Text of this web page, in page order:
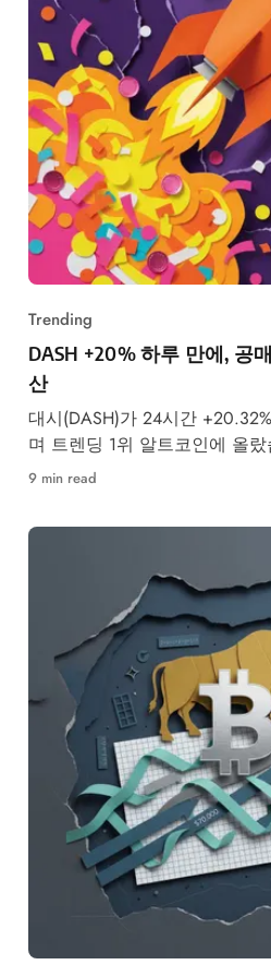
Trending
DASH +20% 하루 만에, 공
산
대시(DASH)가 24시간
며 트렌딩 1위 알트코인에 올
투자자 4,437억원이 강제청산됐
9 min read